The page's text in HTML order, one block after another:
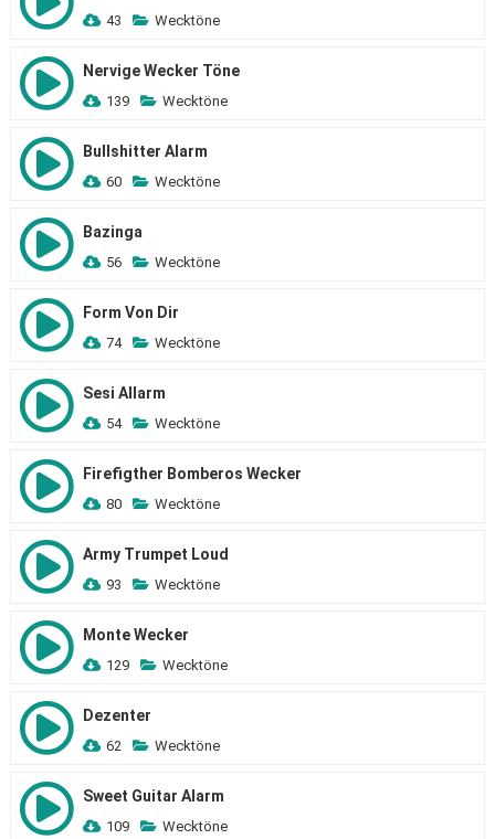
43 Wecktöne
Nervige Wecker Töne
139 Wecktöne
Bullshitter Alarm
60 Wecktöne
Bazinga
56 Wecktöne
Form Von Dir
74 Wecktöne
Sesi Allarm
54 Wecktöne
Firefigther Bomberos Wecker
80 Wecktöne
Army Trumpet Loud
93 Wecktöne
Monte Wecker
129 Wecktöne
Dezenter
62 Wecktöne
Sweet Guitar Alarm
109 Wecktöne